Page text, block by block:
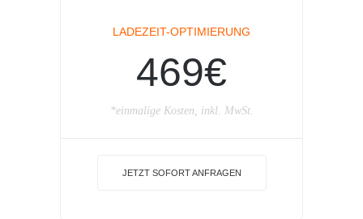
LADEZEIT-OPTIMIERUNG
469€
*einmalige Kosten, inkl. MwSt.
JETZT SOFORT ANFRAGEN